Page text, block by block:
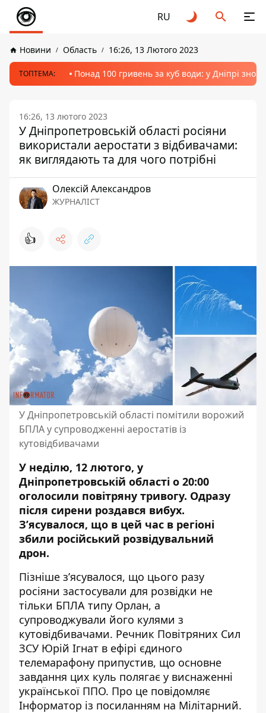
RU
Новини Область 16:26, 13 Лютого 2023
ТОПТЕМА: Понад 100 гривень за куб води: у Дніпрі
16:26, 13 лютого 2023
У Дніпропетровській області росіяни
використали аеростати з відбивачами:
як виглядають та для чого потрібні
Олексій Александров
ЖУРНАЛІСТ
👍
У Дніпропетровській області помітили ворожий
БПЛА у супроводженні аеростатів із
кутовідбивачами
У неділю, 12 лютого, у
Дніпропетровській області о 20:00
оголосили повітряну тривогу. Одразу
після сирени роздався вибух.
З’ясувалося, що в цей час в регіоні
збили російський розвідувальний
дрон.
Пізніше з’ясувалося, що цього разу
росіяни застосували для розвідки не
тільки БПЛА типу Орлан, а
супроводжували його кулями з
кутовідбивачами. Речник Повітряних Сил
ЗСУ Юрій Ігнат в ефірі єдиного
телемарафону припустив, що основне
завдання цих куль полягає у виснаженні
української ППО. Про це повідомляє
Інформатор із посиланням на Мілітарний.